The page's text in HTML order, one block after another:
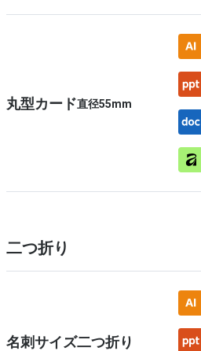
丸型カード直径55mm
二つ折り
名刺サイズ二つ折り